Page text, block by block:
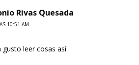
Rivas Quesada
10:51 AM
gusto leer cosas así